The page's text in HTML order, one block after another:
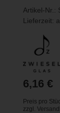
Artikel-Nr.:
Lieferzeit:
6,16 €
Preis pro
zzgl.